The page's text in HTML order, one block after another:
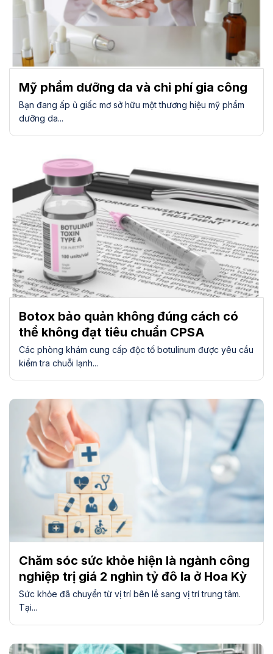
Mỹ phẩm dưỡng da và chi phí gia công
Bạn đang ấp ủ giấc mơ sở hữu một thương hiệu mỹ phẩm
dưỡng da...
Botox bảo quản không đúng cách có
thể không đạt tiêu chuẩn CPSA
Các phòng khám cung cấp độc tố botulinum được yêu cầu
kiểm tra chuỗi lạnh...
Chăm sóc sức khỏe hiện là ngành công
nghiệp trị giá 2 nghìn tỷ đô la ở Hoa Kỳ
Sức khỏe đã chuyển từ vị trí bên lề sang vị trí trung tâm.
Tại...